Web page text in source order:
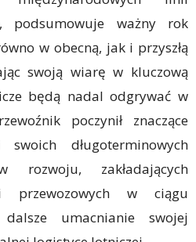
podsumowuje ważny rok
w obecną, jak i przyszłą
swoją wiarę w kluczową
będą nadal odgrywać w
poczynił znaczące
długoterminowych
rozwoju, zakładających
przewozowych w ciągu
umacnianie swojej